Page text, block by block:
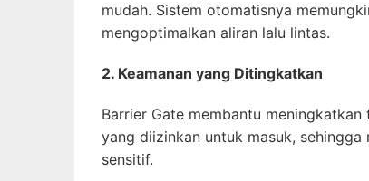
mudah. Sistem otomatisnya
mengoptimalkan aliran lalu lintas.
2. Keamanan yang Ditingkatkan
Barrier Gate membantu
yang diizinkan untuk masuk,
sensitif.